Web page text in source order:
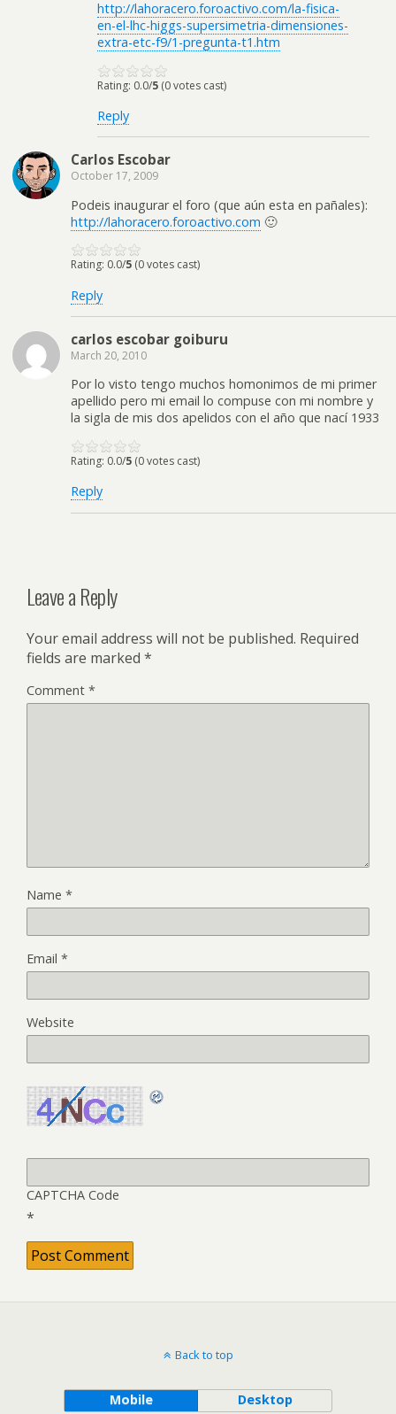
http://lahoracero.foroactivo.com/la-fisica-
en-el-lhc-higgs-supersimetria-dimensiones-
extra-etc-f9/1-pregunta-t1.htm
Rating: 0.0/5 (0 votes cast)
Reply
Carlos Escobar
October 17, 2009
Podeis inaugurar el foro (que aún esta en pañales):
http://lahoracero.foroactivo.com 🙂
Rating: 0.0/5 (0 votes cast)
Reply
carlos escobar goiburu
March 20, 2010
Por lo visto tengo muchos homonimos de mi primer
apellido pero mi email lo compuse con mi nombre y
la sigla de mis dos apelidos con el año que nací 1933
Rating: 0.0/5 (0 votes cast)
Reply
Leave a Reply
Your email address will not be published. Required
fields are marked *
Comment *
Name *
Email *
Website
CAPTCHA Code
*
Back to top
Mobile Desktop